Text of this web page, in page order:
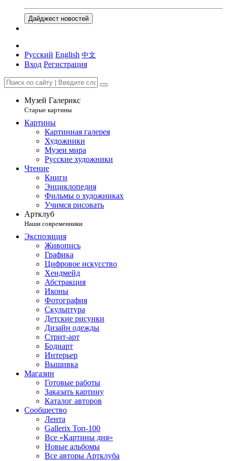
Дайджест новостей
Русский English 中文
Вход Регистрация
Музей Галерикс
Старые картины
Картины
Картинная галерея
Художники
Музеи мира
Русские художники
Чтение
Книги
Энциклопедия
Фильмы о художниках
Учимся рисовать
Артклуб
Наши современники
Экспозиция
Живопись
Графика
Цифровое искусство
Хендмейд
Абстракция
Иконы
Фотография
Скульптура
Детские рисунки
Дизайн одежды
Стрит-арт
Бодиарт
Интерьер
Вышивка
Магазин
Готовые работы
Заказать картину
Каталог авторов
Сообщество
Лента
Gallerix Топ-100
Все «Картины дня»
Новые альбомы
Все авторы Артклуба